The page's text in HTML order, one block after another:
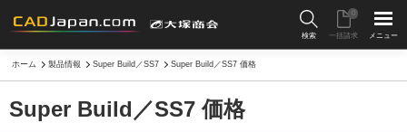
検索 一括請求
0
メニュー
ホーム 製品情報 Super Build／SS7 Super Build／SS7 価格
Super Build／SS7 価格